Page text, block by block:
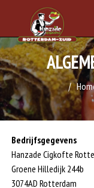
Bedrijfsgegevens
Hanzade Cigkofte
Groene Hilledijk 244b
3074AD Rotterdam